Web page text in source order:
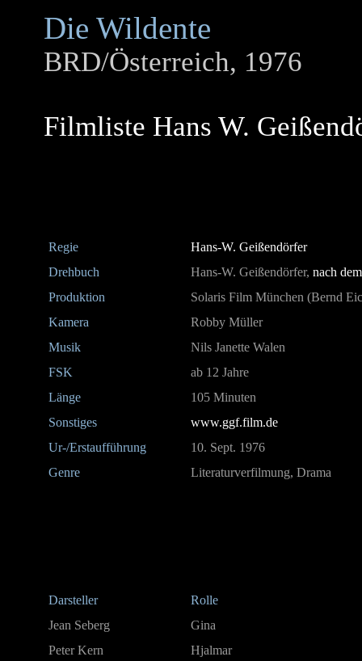
Die Wildente
BRD/Österreich, 1976
Filmliste Hans W.
Regie
Hans-W. Geißendörfer
Drehbuch
Hans-W. Geißendörfer, nach
Produktion
Solaris Film München (Bernd
Kamera
Robby Müller
Musik
Nils Janette Walen
FSK
ab 12 Jahre
Länge
105 Minuten
Sonstiges
www.ggf.film.de
Ur-/Erstaufführung
10. Sept. 1976
Genre
Literaturverfilmung, Drama
Darsteller
Rolle
Jean Seberg
Gina
Peter Kern
Hjalmar